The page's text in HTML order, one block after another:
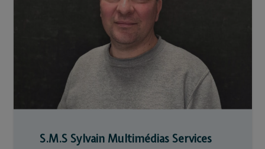
S.M.S Sylvain Multimédias Services